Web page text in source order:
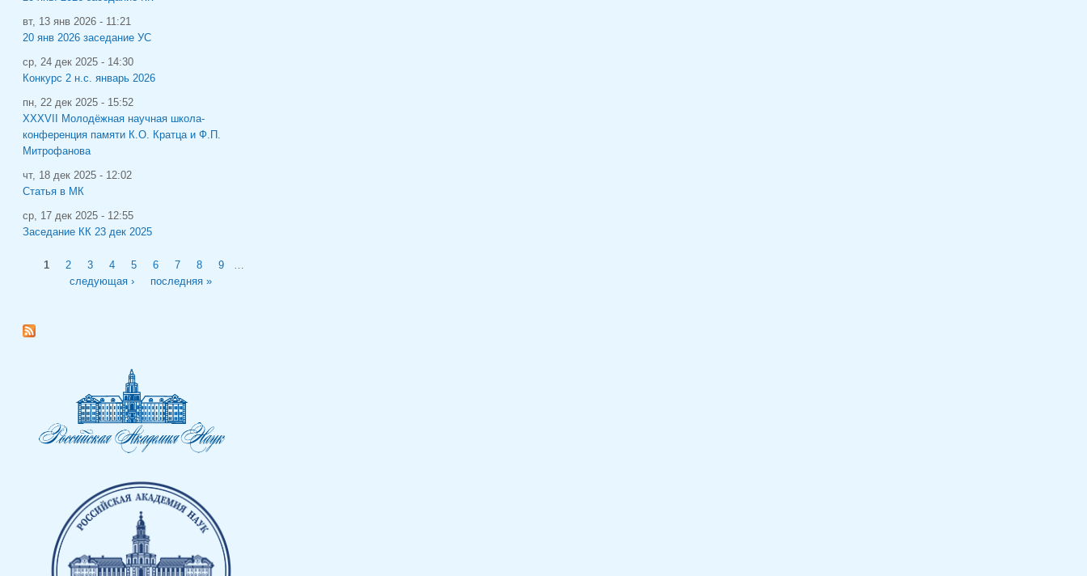
вт, 13 янв 2026 - 11:21
20 янв 2026 заседание УС
ср, 24 дек 2025 - 14:30
Конкурс 2 н.с. январь 2026
пн, 22 дек 2025 - 15:52
XXXVII Молодёжная научная школа-
конференция памяти К.О. Кратца и Ф.П.
Митрофанова
чт, 18 дек 2025 - 12:02
Статья в МК
ср, 17 дек 2025 - 12:55
Заседание КК 23 дек 2025
Страницы
1 2 3 4 5 6 7 8 9
следующая ›
последняя »